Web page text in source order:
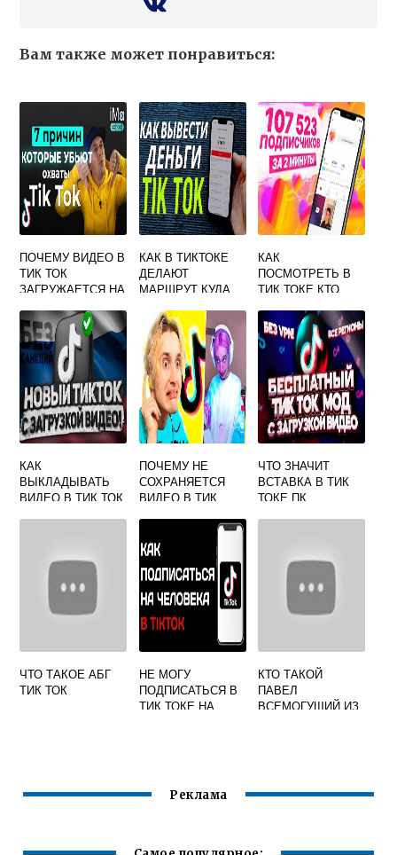
Вам также может понравиться:
ПОЧЕМУ ВИДЕО В
ТИК ТОК
ЗАГРУЖАЕТСЯ НА
ВСЕ
КАК В ТИКТОКЕ
ДЕЛАЮТ
МАРШРУТ КУДА
КАК
ПОСМОТРЕТЬ В
ТИК ТОКЕ КТО
КОММЕНТАРИЙ
КАК
ВЫКЛАДЫВАТЬ
ВИДЕО В ТИК ТОК
ПОЧЕМУ НЕ
СОХРАНЯЕТСЯ
ВИДЕО В ТИК
ЧТО ЗНАЧИТ
ВСТАВКА В ТИК
ТОКЕ ПК
ЧТО ТАКОЕ АБГ
ТИК ТОК
НЕ МОГУ
ПОДПИСАТЬСЯ В
ТИК ТОКЕ НА
КТО ТАКОЙ
ПАВЕЛ
ВСЕМОГУЩИЙ ИЗ
Реклама